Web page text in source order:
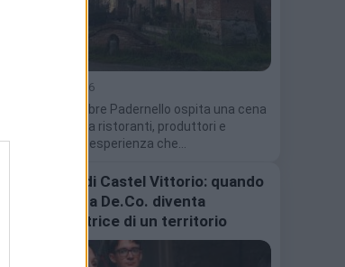
4 Agosto 2026
Il 13 settembre Padernello ospita una cena
itinerante tra ristoranti, produttori e
Castello. Un'esperienza che…
Il Turtun di Castel Vittorio: quando
una ricetta De.Co. diventa
ambasciatrice di un territorio